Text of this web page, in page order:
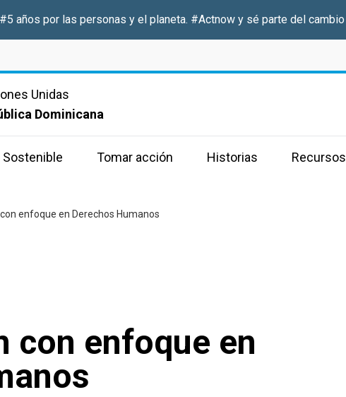
#5 años por las personas y el planeta. #Actnowy sé parte del cambio
Unidas
Dominicana
Sostenible Tomar acción Historias Recursos
enfoque en Derechos Humanos
con enfoque en